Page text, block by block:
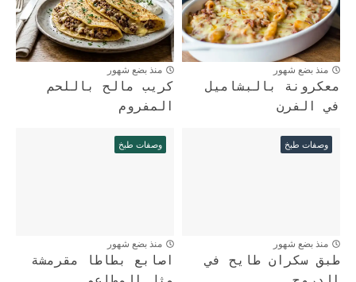
منذ بضع شهور
معكرونة بالبشاميل
في الفرن
منذ بضع شهور
كريب مالح باللحم
المفروم
وصفات طبخ
منذ بضع شهور
طبق سكران طايح في
وصفات طبخ
منذ بضع شهور
اصابع بطاطا مقرمشة